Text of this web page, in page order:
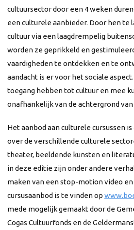
cultuursector door een 4 weken
een culturele aanbieder. Door hen te
cultuur via een laagdrempelig
worden ze geprikkeld en
vaardigheden te ontdekken en te
aandacht is er voor het sociale
toegang hebben tot cultuur en mee
onafhankelijk van de achtergrond
Het aanbod aan culturele cursussen
over de verschillende culturele
theater, beeldende kunsten en
in deze editie zijn onder andere
maken van een stop-motion video
cursusaanbod is te vinden op
mede mogelijk gemaakt door de
Cogas Cultuurfonds en de